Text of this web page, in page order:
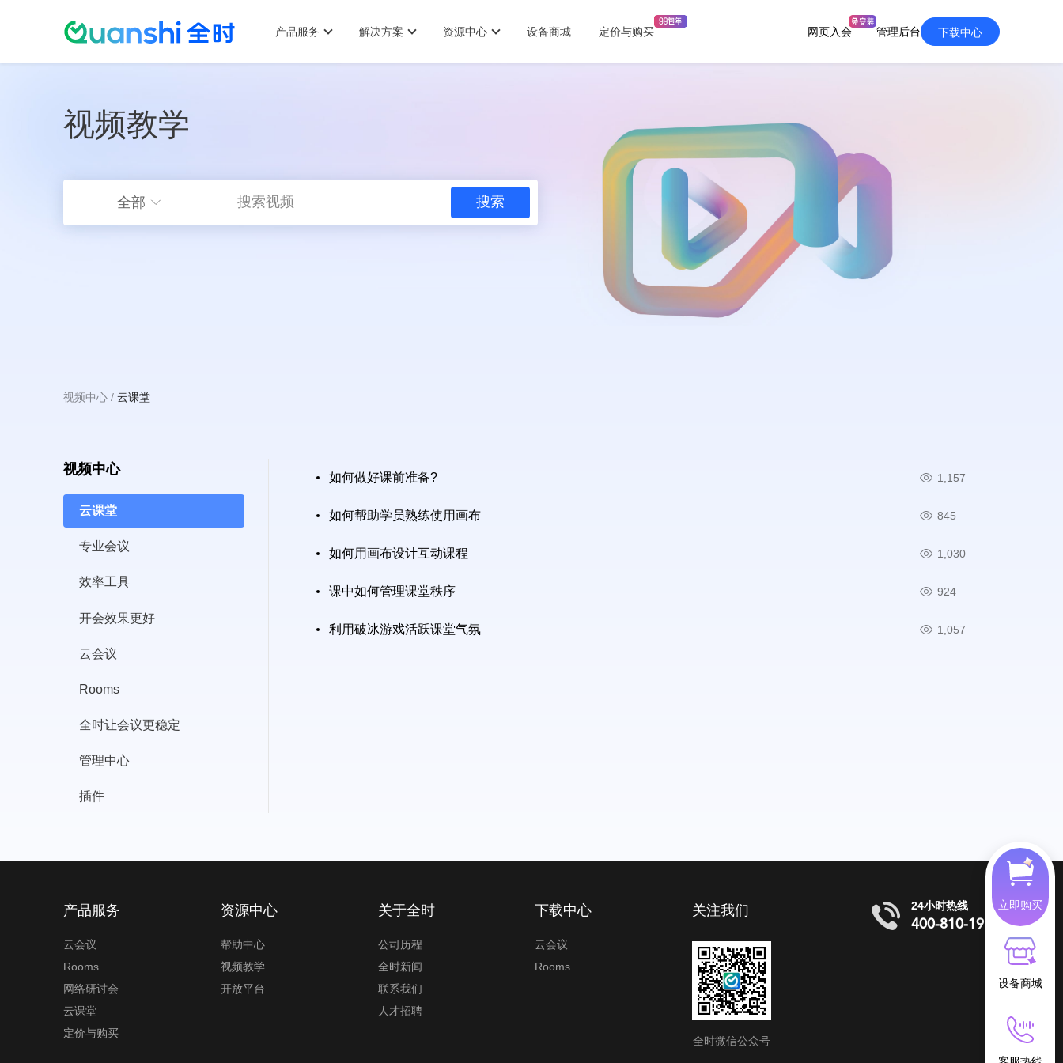
跳
转
主
要
菜
产品服务 解决方案 资源中心 设备商城 定价与购买 网页入会 管理后台 下载中心
视频教学
全部
面
视频中心 云课堂
视频中心
云课堂
专业会议
效率工具
开会效果更好
云会议
Rooms
全时让会议更稳定
管理中心
插件
如何做好课前准备? 1,157
如何帮助学员熟练使用画布 845
如何用画布设计互动课程 1,030
课中如何管理课堂秩序 924
利用破冰游戏活跃课堂气氛 1,057
产品服务
云会议
Rooms
网络研讨会
云课堂
定价与购买
资源中心
帮助中心
视频教学
开放平台
关于全时
公司历程
全时新闻
联系我们
人才招聘
下载中心
云会议
Rooms
关注我们
全时微信公众号
24小时热线
400-810-1919
立即购买
设备商城